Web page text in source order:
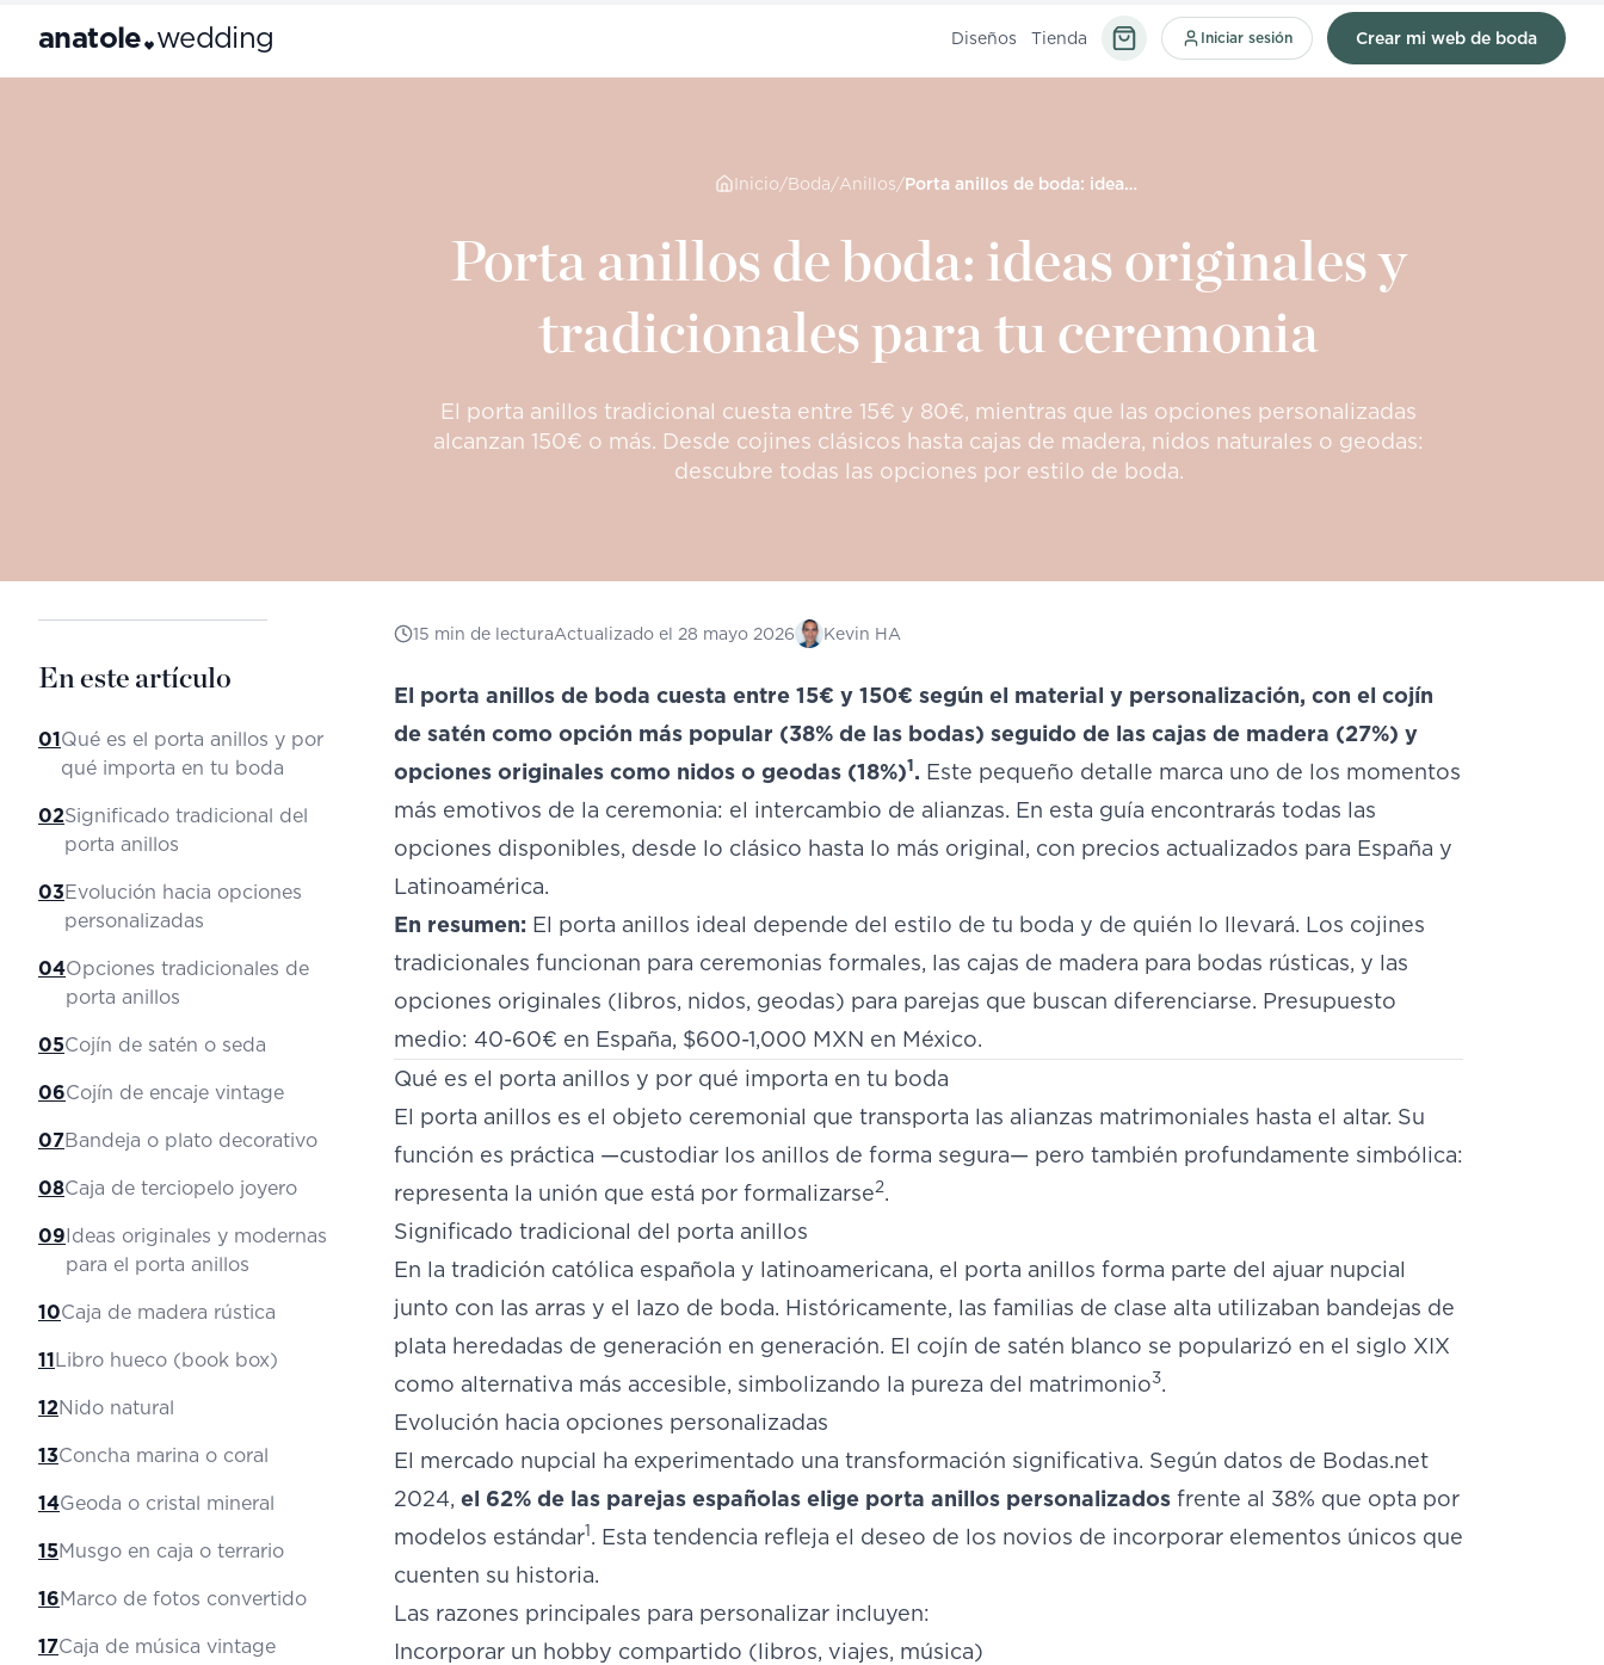
anatole wedding Diseños Tienda Iniciar sesión Crear mi web de boda
Inicio/Boda/Anillos/ Porta anillos de boda: ideas originales y tradicionales para tu ceremonia
Porta anillos de boda: ideas originales y
tradicionales para tu ceremonia
El porta anillos tradicional cuesta entre 15€ y 80€, mientras que las opciones personalizadas
alcanzan 150€ o más. Desde cojines clásicos hasta cajas de madera, nidos naturales o geodas:
descubre todas las opciones por estilo de boda.
En este artículo
01Qué es el porta anillos y por
qué importa en tu boda
02Significado tradicional del
porta anillos
03Evolución hacia opciones
personalizadas
04Opciones tradicionales de
porta anillos
05Cojín de satén o seda
06Cojín de encaje vintage
07Bandeja o plato decorativo
08Caja de terciopelo joyero
09Ideas originales y modernas
para el porta anillos
10Caja de madera rústica
11Libro hueco (book box)
12Nido natural
13Concha marina o coral
14Geoda o cristal mineral
15Musgo en caja o terrario
16Marco de fotos convertido
17Caja de música vintage
15 min de lecturaActualizado el 28 mayo 2026 Kevin HA
El porta anillos de boda cuesta entre 15€ y 150€ según el material y personalización, con el cojín
de satén como opción más popular (38% de las bodas) seguido de las cajas de madera (27%) y
opciones originales como nidos o geodas (18%)1. Este pequeño detalle marca uno de los momentos
más emotivos de la ceremonia: el intercambio de alianzas. En esta guía encontrarás todas las
opciones disponibles, desde lo clásico hasta lo más original, con precios actualizados para España y
Latinoamérica.
En resumen: El porta anillos ideal depende del estilo de tu boda y de quién lo llevará. Los cojines
tradicionales funcionan para ceremonias formales, las cajas de madera para bodas rústicas, y las
opciones originales (libros, nidos, geodas) para parejas que buscan diferenciarse. Presupuesto
medio: 40-60€ en España, $600-1,000 MXN en México.
Qué es el porta anillos y por qué importa en tu boda
El porta anillos es el objeto ceremonial que transporta las alianzas matrimoniales hasta el altar. Su
función es práctica —custodiar los anillos de forma segura— pero también profundamente simbólica:
representa la unión que está por formalizarse2.
Significado tradicional del porta anillos
En la tradición católica española y latinoamericana, el porta anillos forma parte del ajuar nupcial
junto con las arras y el lazo de boda. Históricamente, las familias de clase alta utilizaban bandejas de
plata heredadas de generación en generación. El cojín de satén blanco se popularizó en el siglo XIX
como alternativa más accesible, simbolizando la pureza del matrimonio3.
Evolución hacia opciones personalizadas
El mercado nupcial ha experimentado una transformación significativa. Según datos de Bodas.net
2024, el 62% de las parejas españolas elige porta anillos personalizados frente al 38% que opta por
modelos estándar1. Esta tendencia refleja el deseo de los novios de incorporar elementos únicos que
cuenten su historia.
Las razones principales para personalizar incluyen:
Incorporar un hobby compartido (libros, viajes, música)